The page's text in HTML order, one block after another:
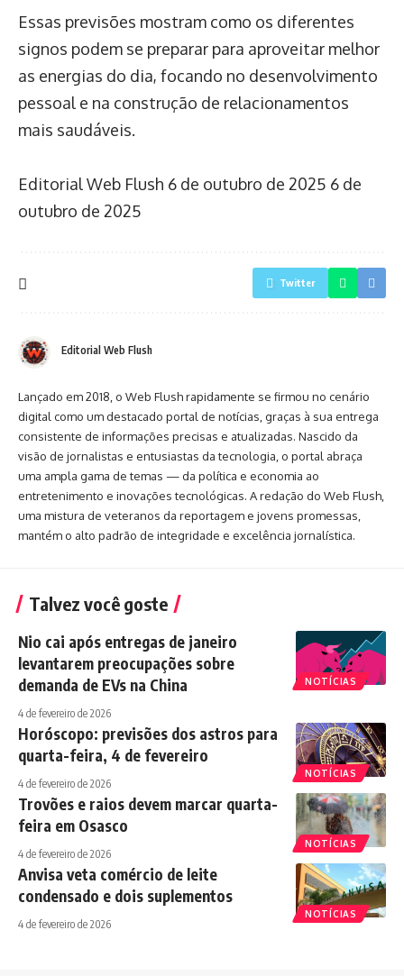
Essas previsões mostram como os diferentes
signos podem se preparar para aproveitar melhor
as energias do dia, focando no desenvolvimento
pessoal e na construção de relacionamentos
mais saudáveis.
Editorial Web Flush 6 de outubro de 2025 6 de
outubro de 2025
Twitter
Editorial Web Flush
Lançado em 2018, o Web Flush rapidamente se firmou no cenário
digital como um destacado portal de notícias, graças à sua entrega
consistente de informações precisas e atualizadas. Nascido da
visão de jornalistas e entusiastas da tecnologia, o portal abraça
uma ampla gama de temas — da política e economia ao
entretenimento e inovações tecnológicas. A redação do Web Flush,
uma mistura de veteranos da reportagem e jovens promessas,
mantém o alto padrão de integridade e excelência jornalística.
Talvez você goste
NOTÍCIAS
Nio cai após entregas de janeiro
levantarem preocupações sobre
demanda de EVs na China
4 de fevereiro de 2026
NOTÍCIAS
Horóscopo: previsões dos astros para
quarta-feira, 4 de fevereiro
4 de fevereiro de 2026
NOTÍCIAS
Trovões e raios devem marcar quarta-
feira em Osasco
4 de fevereiro de 2026
NOTÍCIAS
Anvisa veta comércio de leite
condensado e dois suplementos
4 de fevereiro de 2026